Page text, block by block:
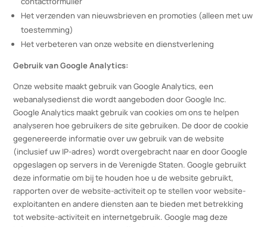
Het verwerken van bestellingen en leveringen
Het beantwoorden van vragen en verzoeken via ons
contactformulier
Het verzenden van nieuwsbrieven en promoties (alleen met
Het verbeteren van onze website en dienstverlening
Gebruik van Google Analytics:
Onze website maakt gebruik van Google Analytics, een
webanalysedienst die wordt aangeboden door Google Inc.
Google Analytics maakt gebruik van cookies om ons te helpen
analyseren hoe gebruikers de site gebruiken. De door de cookie
gegenereerde informatie over uw gebruik van de website
(inclusief uw IP-adres) wordt overgebracht naar en door Google
opgeslagen op servers in de Verenigde Staten. Google gebruikt